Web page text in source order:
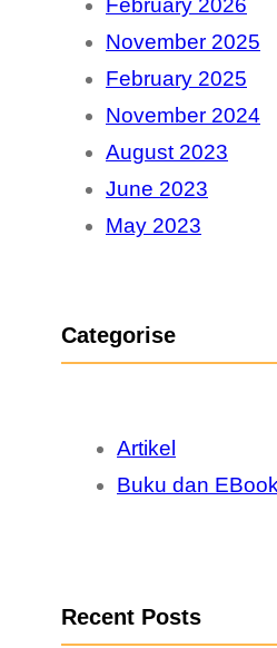
November 2025
February 2025
November 2024
August 2023
June 2023
May 2023
Categorise
Artikel
Buku dan EBook
Recent Posts